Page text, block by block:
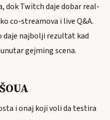
dok Twitch daje dobar real-
co-streamova i live Q&A.
daje najbolji rezultat kad
gejming scena.
i onaj koji voli da testira